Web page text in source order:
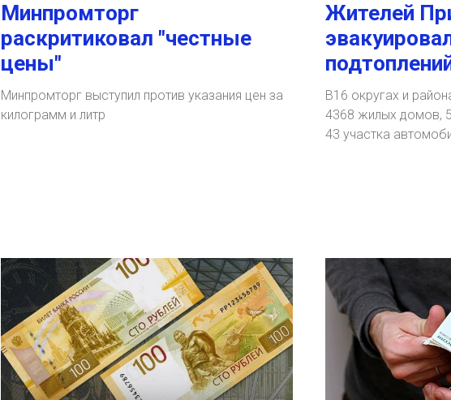
Минпромторг
раскритиковал "честные
цены"
Минпромторг выступил против указания цен за
килограмм и литр
Жителей
В16 округах и
4368 жилых домов,
43 участка